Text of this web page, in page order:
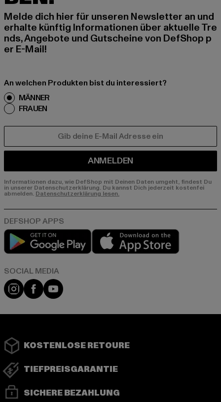
Melde dich hier für unseren Newsletter an und
erhalte künftig Informationen über aktuelle Tre
nds, Angebote und Gutscheine von DefShop p
er E-Mail!
An welchen Produkten bist du interessiert?
MÄNNER
FRAUEN
ANMELDEN
Informationen dazu, wie DefShop mit Deinen Daten umgeht, findest Du
in unserer Datenschutzerklärung. Du kannst Dich jederzeit kostenfei
abmelden. Datenschutzerklärung lesen.
Play market
Instagram
FacebookYouTube
KOSTENLOSE RETOURE
TIEFPREISGARANTIE
SICHERE BEZAHLUNG